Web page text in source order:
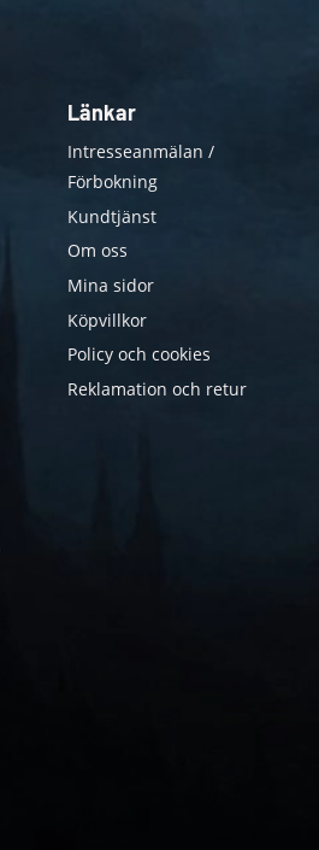
Länkar
Intresseanmälan /
Förbokning
Kundtjänst
Om oss
Mina sidor
Köpvillkor
Policy och cookies
Reklamation och retur